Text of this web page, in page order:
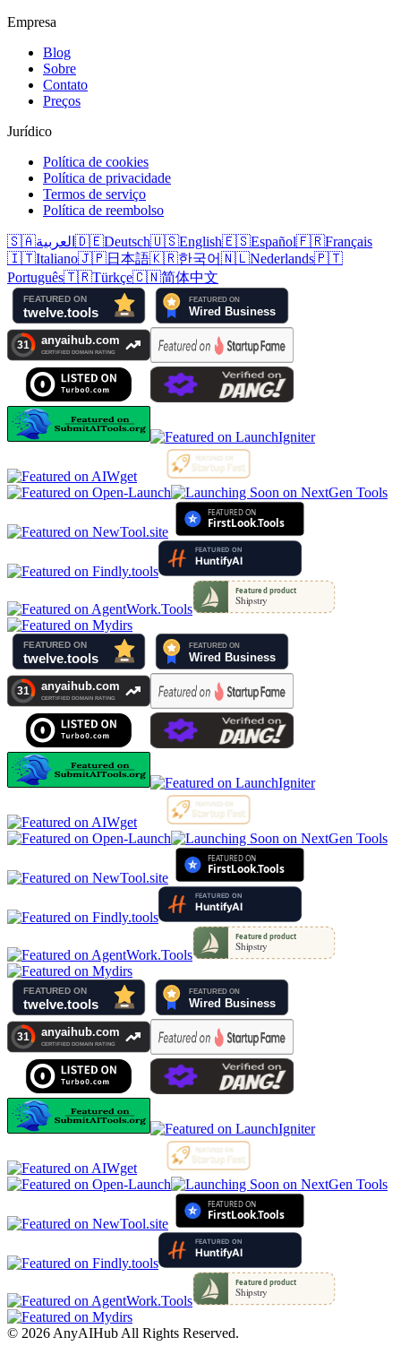
Empresa
Blog
Sobre
Contato
Preços
Jurídico
Política de cookies
Política de privacidade
Termos de serviço
Política de reembolso
🇸🇦العربية 🇩🇪Deutsch🇺🇸English🇪🇸Español🇫🇷Français
🇮🇹Italiano🇯🇵日本語🇰🇷한국어🇳🇱Nederlands🇵🇹
Português🇹🇷Türkçe🇨🇳简体中文
© 2026 AnyAIHub All Rights Reserved.